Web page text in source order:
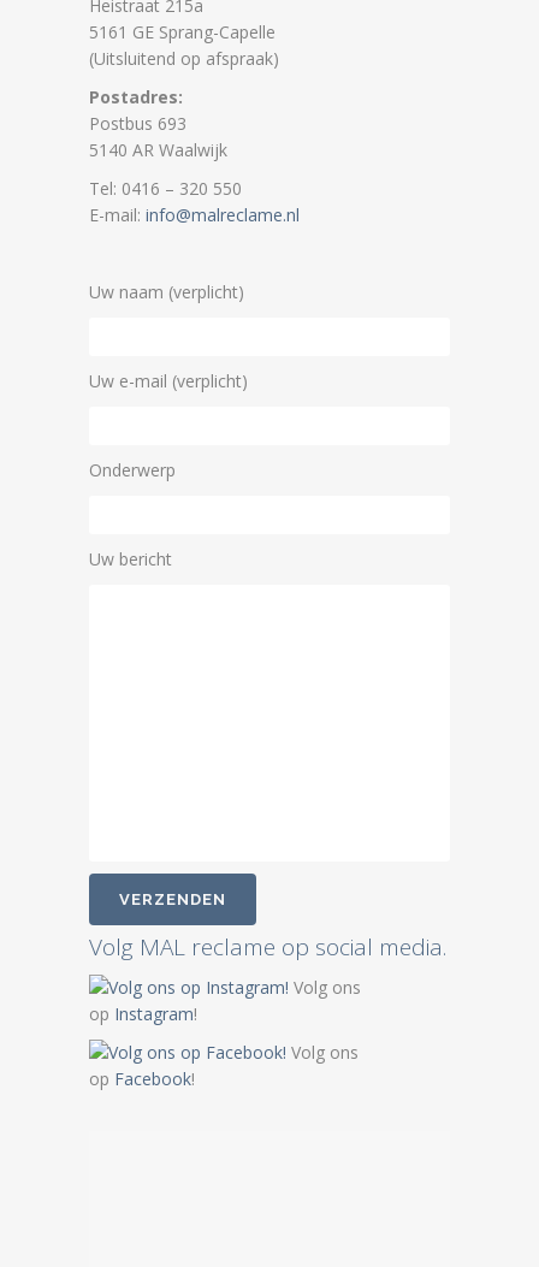
Heistraat 215a
5161 GE Sprang-Capelle
(Uitsluitend op afspraak)
Postadres:
Postbus 693
5140 AR Waalwijk
Tel: 0416 – 320 550
E-mail: info@malreclame.nl
Uw naam (verplicht)
Uw e-mail (verplicht)
Onderwerp
Uw bericht
Volg MAL reclame op social media.
Volg ons
op Instagram!
Volg ons
op Facebook!